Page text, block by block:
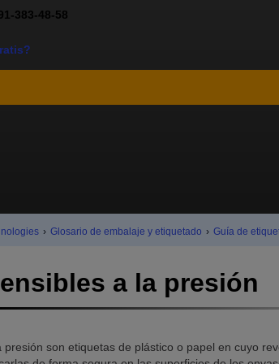
383-48-58
› Glosario de embalaje y etiquetado › Guía de
a la presión
presión son etiquetas de plástico o papel en cuyo